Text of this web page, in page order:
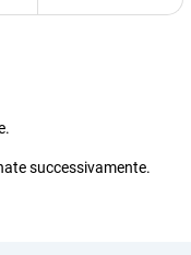
successivamente.